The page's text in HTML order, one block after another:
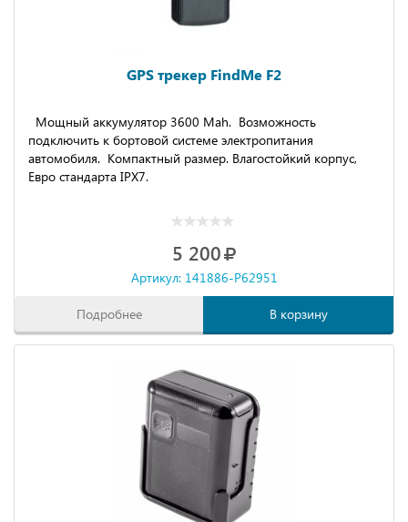
GPS трекер FindMe F2
Мощный аккумулятор 3600 Mah. Возможность
подключить к бортовой системе электропитания
автомобиля. Компактный размер. Влагостойкий корпус,
Евро стандарта IPX7.
5 200
Артикул: 141886-P62951
Подробнее В корзину